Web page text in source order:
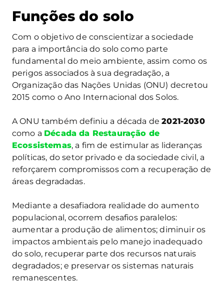
Funções do solo
Com o objetivo de conscientizar a sociedade
para a importância do solo como parte
fundamental do meio ambiente, assim como os
perigos associados à sua degradação, a
Organização das Nações Unidas (ONU) decretou
2015 como o Ano Internacional dos Solos.
A ONU também definiu a década de2021-2030
como a Década da Restauração de
Ecossistemas, a fim de estimular as lideranças
políticas, do setor privado e da sociedade civil, a
reforçarem compromissos com a recuperação de
áreas degradadas.
Mediante a desafiadora realidade do aumento
populacional, ocorrem desafios paralelos:
aumentar a produção de alimentos; diminuir os
impactos ambientais pelo manejo inadequado
do solo, recuperar parte dos recursos naturais
degradados; e preservar os sistemas naturais
remanescentes.